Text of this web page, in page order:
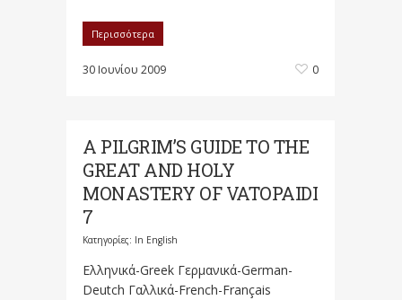
Περισσότερα
30 Ιουνίου 2009 0
A PILGRIM’S GUIDE TO THE
GREAT AND HOLY
MONASTERY OF VATOPAIDI
7
Κατηγορίες: In English
Ελληνικά-Greek Γερμανικά-German-
Deutch Γαλλικά-French-Français